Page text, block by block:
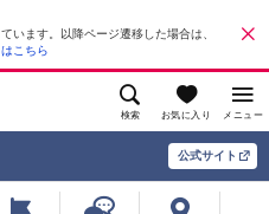
います。以降ページ遷移した場合は、
こちら
検索 お気に入り メニュー
公式サイト